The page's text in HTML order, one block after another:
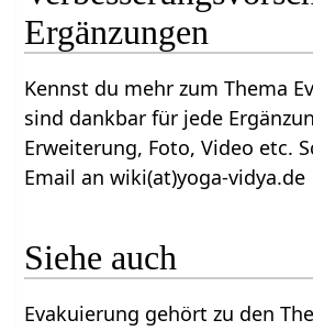
Ergänzungen
Kennst du mehr zum Thema
sind dankbar für jede
Erweiterung, Foto, Video etc.
Email an wiki(at)yoga-vidya.de
Siehe auch
Evakuierung gehört zu den